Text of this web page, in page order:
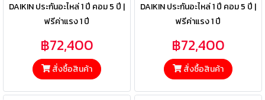
DAIKIN ประกันอะไหล่ 1 ปี คอม 5 ปี |
ฟรีค่าแรง 1 ปี
฿72,400
สั่งซื้อสินค้า
DAIKIN ประกันอะไหล่ 1 ปี คอม 5 ปี |
ฟรีค่าแรง 1 ปี
฿72,400
สั่งซื้อสินค้า